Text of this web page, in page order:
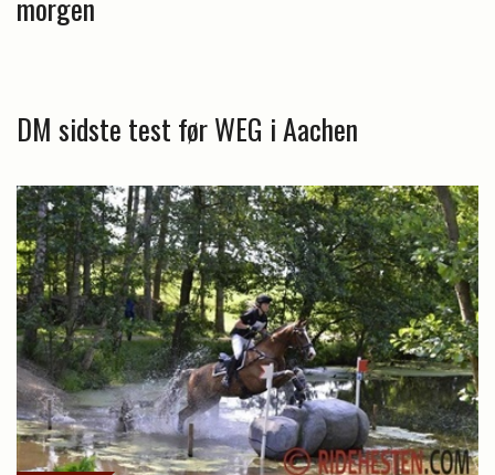
DM sidste test før WEG i Aachen